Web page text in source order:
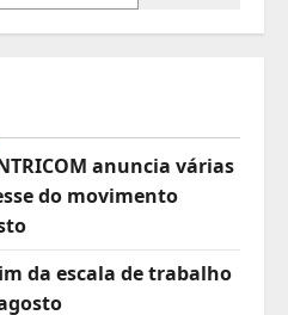
anuncia várias
do movimento
da escala de trabalho